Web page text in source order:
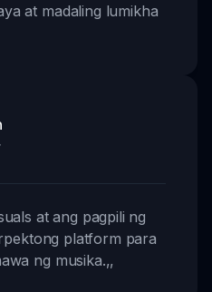
at madaling lumikha
at ang pagpili ng
platform para
ng musika.,,